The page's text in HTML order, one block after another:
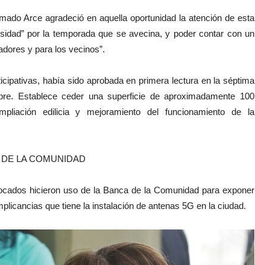
Arce agradeció en aquella oportunidad la atención de esta
por la temporada que se avecina, y poder contar con un
y para los vecinos”.
había sido aprobada en primera lectura en la séptima
Establece ceder una superficie de aproximadamente 100
edilicia y mejoramiento del funcionamiento de la
LA COMUNIDAD
hicieron uso de la Banca de la Comunidad para exponer
que tiene la instalación de antenas 5G en la ciudad.